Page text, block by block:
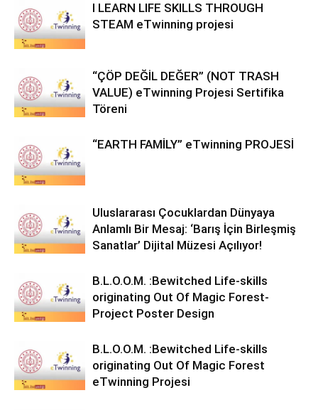
I LEARN LIFE SKILLS THROUGH
STEAM eTwinning projesi
“ÇÖP DEĞİL DEĞER” (NOT TRASH
VALUE) eTwinning Projesi Sertifika
Töreni
“EARTH FAMİLY” eTwinning PROJESİ
Uluslararası Çocuklardan Dünyaya
Anlamlı Bir Mesaj: ‘Barış İçin Birleşmiş
Sanatlar’ Dijital Müzesi Açılıyor!
B.L.O.O.M. :Bewitched Life-skills
originating Out Of Magic Forest-
Project Poster Design
B.L.O.O.M. :Bewitched Life-skills
originating Out Of Magic Forest
eTwinning Projesi